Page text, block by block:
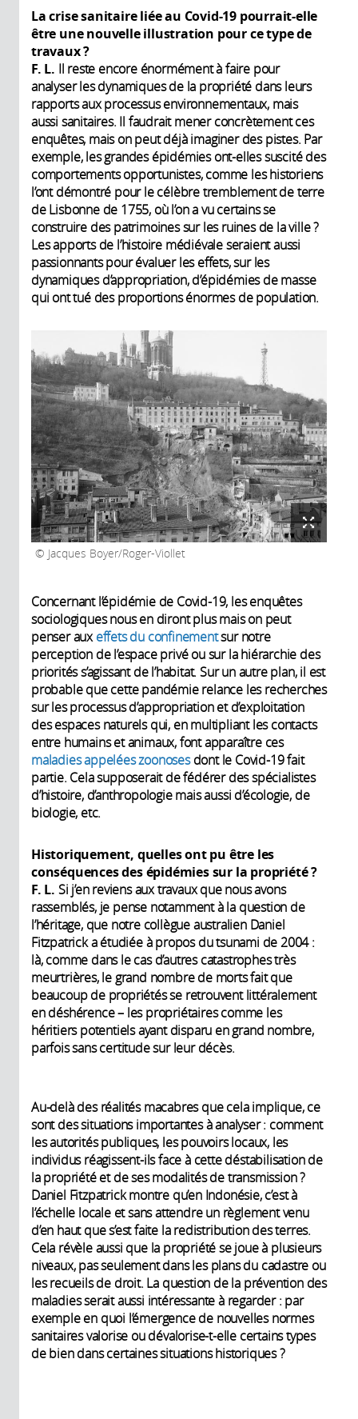
La crise sanitaire liée au Covid-19 pourrait-elle
être une nouvelle illustration pour ce type de
travaux ?
F. L. Il reste encore énormément à faire pour
analyser les dynamiques de la propriété dans leurs
rapports aux processus environnementaux, mais
aussi sanitaires. Il faudrait mener concrètement ces
enquêtes, mais on peut déjà imaginer des pistes. Par
exemple, les grandes épidémies ont-elles suscité des
comportements opportunistes, comme les historiens
l’ont démontré pour le célèbre tremblement de terre
de Lisbonne de 1755, où l’on a vu certains se
construire des patrimoines sur les ruines de la ville ?
Les apports de l’histoire médiévale seraient aussi
passionnants pour évaluer les effets, sur les
dynamiques d’appropriation, d’épidémies de masse
qui ont tué des proportions énormes de population.
Jacques Boyer/Roger-Viollet
Concernant l’épidémie de Covid-19, les enquêtes
sociologiques nous en diront plus mais on peut
penser auxeffets du confinementsur notre
perception de l’espace privé ou sur la hiérarchie des
priorités s’agissant de l’habitat. Sur un autre plan, il est
probable que cette pandémie relance les recherches
sur les processus d’appropriation et d’exploitation
des espaces naturels qui, en multipliant les contacts
entre humains et animaux, font apparaître ces
maladies appelées zoonosesdont le Covid-19 fait
partie. Cela supposerait de fédérer des spécialistes
d’histoire, d’anthropologie mais aussi d’écologie, de
biologie, etc.
Historiquement, quelles ont pu être les
conséquences des épidémies sur la propriété ?
F. L. Si j’en reviens aux travaux que nous avons
rassemblés, je pense notamment à la question de
l’héritage, que notre collègue australien Daniel
Fitzpatrick a étudiée à propos du tsunami de 2004 :
là, comme dans le cas d’autres catastrophes très
meurtrières, le grand nombre de morts fait que
beaucoup de propriétés se retrouvent littéralement
en déshérence – les propriétaires comme les
héritiers potentiels ayant disparu en grand nombre,
parfois sans certitude sur leur décès.
Au-delà des réalités macabres que cela implique, ce
sont des situations importantes à analyser : comment
les autorités publiques, les pouvoirs locaux, les
individus réagissent-ils face à cette déstabilisation de
la propriété et de ses modalités de transmission ?
Daniel Fitzpatrick montre qu’en Indonésie, c’est à
l’échelle locale et sans attendre un règlement venu
d’en haut que s’est faite la redistribution des terres.
Cela révèle aussi que la propriété se joue à plusieurs
niveaux, pas seulement dans les plans du cadastre ou
les recueils de droit. La question de la prévention des
maladies serait aussi intéressante à regarder : par
exemple en quoi l’émergence de nouvelles normes
sanitaires valorise ou dévalorise-t-elle certains types
de bien dans certaines situations historiques ?